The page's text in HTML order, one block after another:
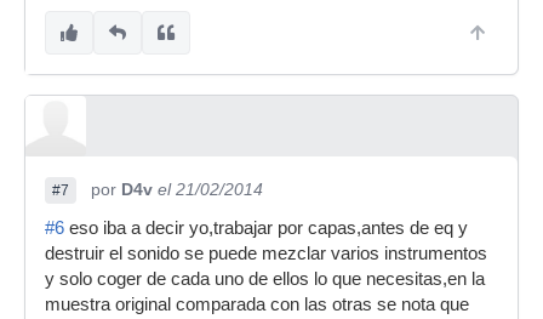
#7 por D4v el 21/02/2014
#6 eso iba a decir yo,trabajar por capas,antes de eq y
destruir el sonido se puede mezclar varios instrumentos
y solo coger de cada uno de ellos lo que necesitas,en la
muestra original comparada con las otras se nota que